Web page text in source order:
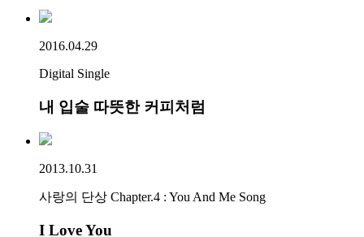
2016.04.29
Digital Single
내 입술 따뜻한 커피처럼
2013.10.31
사랑의 단상 Chapter.4 : You And Me Song
I Love You